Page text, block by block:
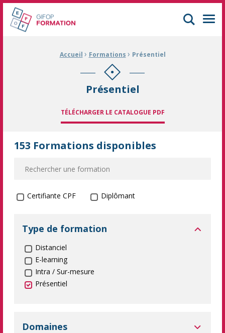
GIFOP Formation Centre de formation continue à Mulhouse
Accueil › Formations › Présentiel
Présentiel
TÉLÉCHARGER LE CATALOGUE PDF
153 Formations disponibles
Formation certifiante
Certifiante CPF Diplômant
Type de formation
Distanciel
E-learning
Intra / Sur-mesure
Présentiel
Domaines